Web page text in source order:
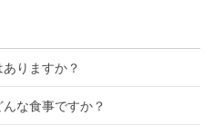
りますか？
な食事ですか？